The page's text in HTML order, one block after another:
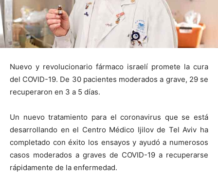
Nuevo y revolucionario fármaco israelí promete la cura
del COVID-19. De 30 pacientes moderados a grave, 29 se
recuperaron en 3 a 5 días.
Un nuevo tratamiento para el coronavirus que se está
desarrollando en el Centro Médico Ijilov de Tel Aviv ha
completado con éxito los ensayos y ayudó a numerosos
casos moderados a graves de COVID-19 a recuperarse
rápidamente de la enfermedad.